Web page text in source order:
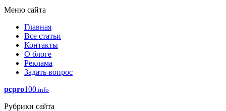
Меню сайта
Главная
Все статьи
Контакты
О блоге
Реклама
Задать вопрос
pcpro100.info
Рубрики сайта